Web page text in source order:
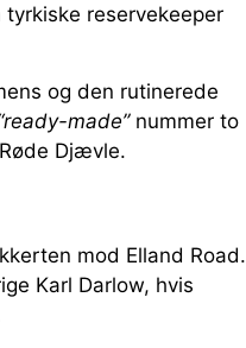
reservekeeper
og den rutinerede
made”nummer to
Djævle.
mod Elland Road.
Karl Darlow, hvis